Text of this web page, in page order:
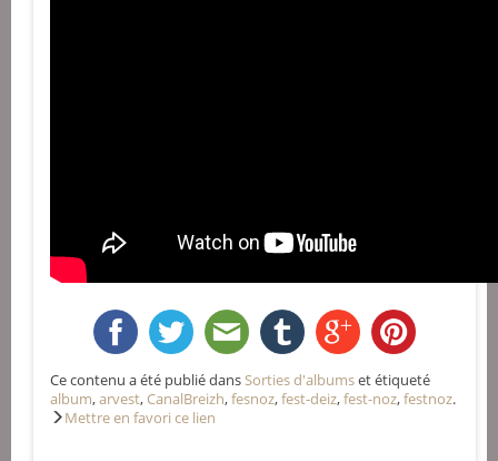
Ce contenu a été publié dansSorties d'albumset étiqueté
album,arvest, CanalBreizh,fesnoz,fest-deiz,fest-noz,festnoz.
Mettre en favori ce lien